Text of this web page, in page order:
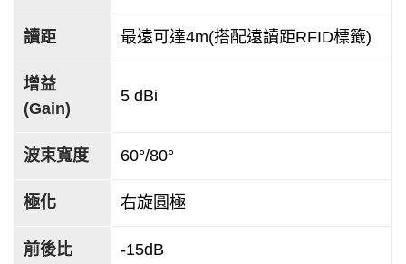
讀距 最遠可達4m(搭配遠讀距RFID標籤)
增益
(Gain)
5 dBi
波束寬度 60°/80°
極化 右旋圓極
前後比 -15dB